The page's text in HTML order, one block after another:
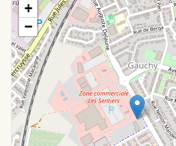
+
−